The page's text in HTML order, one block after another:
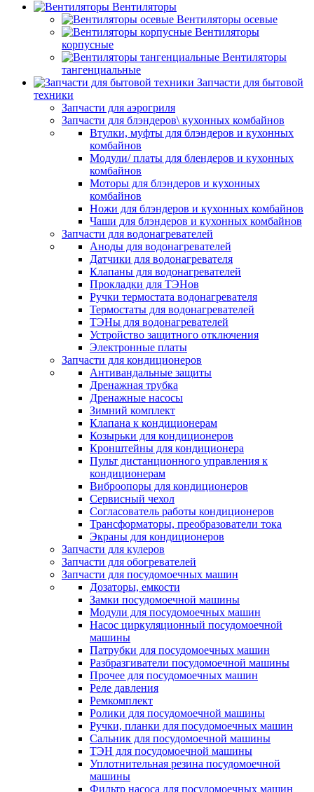
Вентиляторы
Вентиляторы осевые
Вентиляторы
корпусные
Вентиляторы
тангенциальные
Запчасти для бытовой
техники
Запчасти для аэрогриля
Запчасти для блэндеров\ кухонных комбайнов
Втулки, муфты для блэндеров и кухонных
комбайнов
Модули/ платы для блендеров и кухонных
комбайнов
Моторы для блэндеров и кухонных
комбайнов
Ножи для блэндеров и кухонных комбайнов
Чаши для блэндеров и кухонных комбайнов
Запчасти для водонагревателей
Аноды для водонагревателей
Датчики для водонагревателя
Клапаны для водонагревателей
Прокладки для ТЭНов
Ручки термостата водонагревателя
Термостаты для водонагревателей
ТЭНы для водонагревателей
Устройство защитного отключения
Электронные платы
Запчасти для кондиционеров
Антивандальные защиты
Дренажная трубка
Дренажные насосы
Зимний комплект
Клапана к кондиционерам
Козырьки для кондиционеров
Кронштейны для кондиционера
Пульт дистанционного управления к
кондиционерам
Виброопоры для кондиционеров
Сервисный чехол
Согласователь работы кондиционеров
Трансформаторы, преобразователи тока
Экраны для кондиционеров
Запчасти для кулеров
Запчасти для обогревателей
Запчасти для посудомоечных машин
Дозаторы, емкости
Замки посудомоечной машины
Модули для посудомоечных машин
Насос циркуляционный посудомоечной
машины
Патрубки для посудомоечных машин
Разбразгиватели посудомоечной машины
Прочее для посудомоечных машин
Реле давления
Ремкомплект
Ролики для посудомоечной машины
Ручки, планки для посудомоечных машин
Сальник для посудомоечной машины
ТЭН для посудомоечной машины
Уплотнительная резина посудомоечной
машины
Фильтр насоса для посудомоечных машин